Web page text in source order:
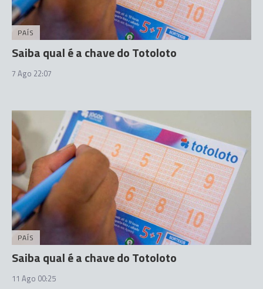
PAÍS
Saiba qual é a chave do Totoloto
7 Ago 22:07
PAÍS
Saiba qual é a chave do Totoloto
11 Ago 00:25